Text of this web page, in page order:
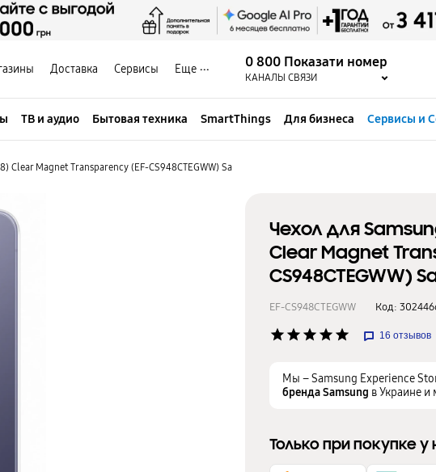
Доставка Сервисы Еще 0 800 Показати номер
КАНАЛЫ СВЯЗИ
ТВ и аудио Бытовая техника SmartThings Для бизнеса Сервисы и
Clear Magnet Transparency (EF-CS948CTEGWW) Sa
Чехол для
Clear Magnet
CS948CTEGWW)
EF-CS948CTEGWW Код:
star star star star star 16 отзывов
Мы – Samsung Experience
бренда Samsung в Украине и
Только при покупке у